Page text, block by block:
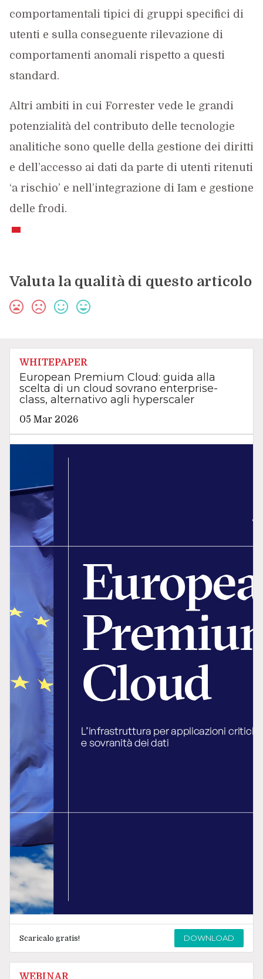
comportamentali tipici di gruppi specifici di
utenti e sulla conseguente rilevazione di
comportamenti anomali rispetto a questi
standard.
Altri ambiti in cui Forrester vede le grandi
potenzialità del contributo delle tecnologie
analitiche sono quelle della gestione dei diritti
e dell’accesso ai dati da parte di utenti ritenuti
‘a rischio’ e nell’integrazione di Iam e gestione
delle frodi.
Valuta la qualità di questo articolo
WHITEPAPER
European Premium Cloud: guida alla
scelta di un cloud sovrano enterprise-
class, alternativo agli hyperscaler
05 Mar 2026
Scaricalo gratis! DOWNLOAD
WEBINAR